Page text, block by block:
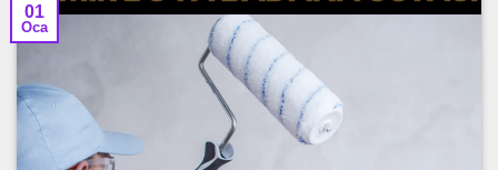
01
Oca